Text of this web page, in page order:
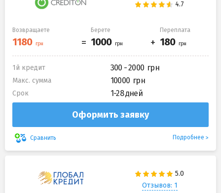
Возвращаете Берете Переплата
1й кредит 300 - 2000
Макс. сумма 10000
Срок 1-28 дней
Оформить заявку
Сравнить Подробнее
Отзывов: 1